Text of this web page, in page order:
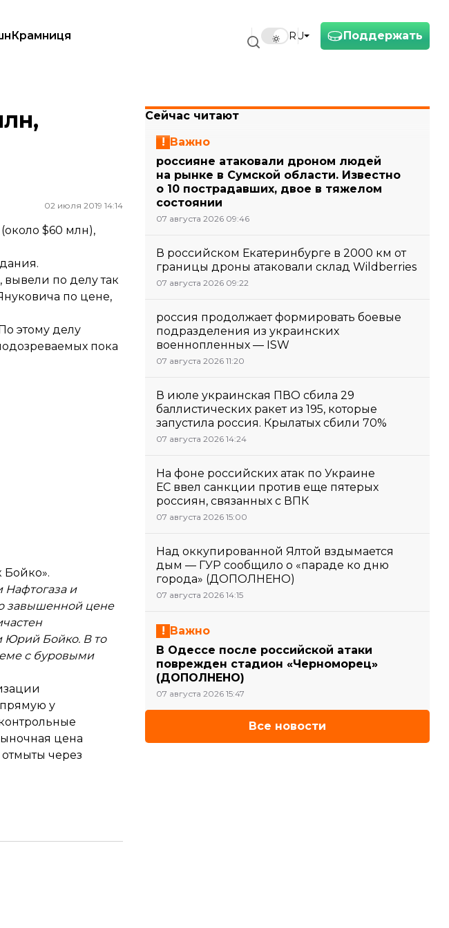
Поддержать
RU
Крамниця
02 июля 2019 14:14
$60 млн),
по делу так
по цене,
этому делу
пока
Бойко».
Нафтогаза и
завышенной цене
Юрий Бойко. В то
с буровыми
у
цена
через
Сейчас читают
Важно
россияне атаковали дроном людей
на рынке в Сумской области. Известно
о 10 пострадавших, двое в тяжелом
состоянии
07 августа 2026 09:46
В российском Екатеринбурге в 2000 км от
границы дроны атаковали склад Wildberries
07 августа 2026 09:22
россия продолжает формировать боевые
подразделения из украинских
военнопленных — ISW
07 августа 2026 11:20
В июле украинская ПВО сбила 29
баллистических ракет из 195, которые
запустила россия. Крылатых сбили 70%
07 августа 2026 14:24
На фоне российских атак по Украине
ЕС ввел санкции против еще пятерых
россиян, связанных с ВПК
07 августа 2026 15:00
Над оккупированной Ялтой вздымается
дым — ГУР сообщило о «параде ко дню
города» (ДОПОЛНЕНО)
07 августа 2026 14:15
Важно
В Одессе после российской атаки
поврежден стадион «Черноморец»
(ДОПОЛНЕНО)
07 августа 2026 15:47
Все новости